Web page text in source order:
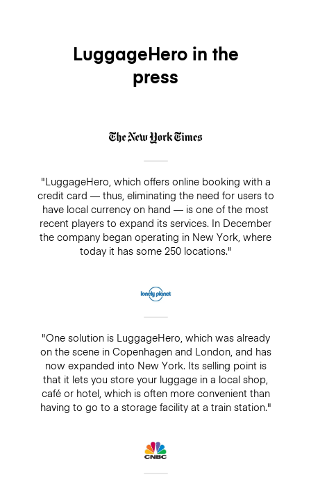
LuggageHero in the
press
"LuggageHero, which offers online booking with a
credit card — thus, eliminating the need for users to
have local currency on hand — is one of the most
recent players to expand its services. In December
the company began operating in New York, where
today it has some 250 locations."
"One solution is LuggageHero, which was already
on the scene in Copenhagen and London, and has
now expanded into New York. Its selling point is
that it lets you store your luggage in a local shop,
café or hotel, which is often more convenient than
having to go to a storage facility at a train station."